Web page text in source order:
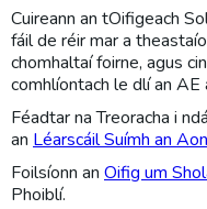
Cuireann an tOifigeach
fáil de réir mar a
chomhaltaí foirne, agus
comhlíontach le dlí an
Féadtar na Treoracha i
an Léarscáil Suímh an
Foilsíonn an Oifig um
Phoiblí.